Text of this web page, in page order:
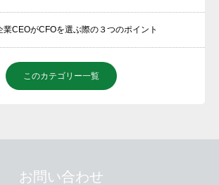
業CEOがCFOを選ぶ際の３つのポイント
このカテゴリー一覧
お問い合わせ